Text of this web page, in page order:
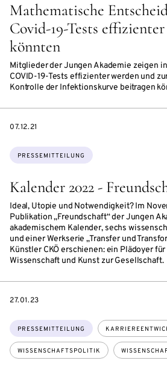
Mathematische
Covid-19-Tests
könnten
Mitglieder der Jungen Akademie zeigen
COVID-19-Tests effizienter werden und
Kontrolle der Infektionskurve beitragen
Kalender 2022 -
Ideal, Utopie und Notwendigkeit? Im
Publikation „Freundschaft“ der Jungen
akademischem Kalender, sechs
und einer Werkserie „Transfer und
Künstler CKÖ erschienen: ein Plädoyer
Wissenschaft und Kunst zur Gesellschaft.
Themen:
PRESSEMITTEILUNG
DATE
07.12.21
Themen:
PRESSEMITTEILUNG
WISSENSCHAFTSPOLITIK
DATE
27.01.23